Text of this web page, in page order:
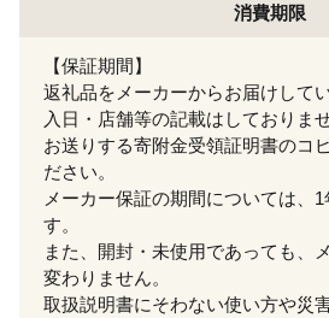
消費期限
【保証期間】
返礼品をメーカーからお届けして
入日・店舗等の記載はしておりま
お送りする寄附金受領証明書のコ
ださい。
メーカー保証の期間については、
す。
また、開封・未使用であっても、
変わりません。
取扱説明書にそわない使い方や災